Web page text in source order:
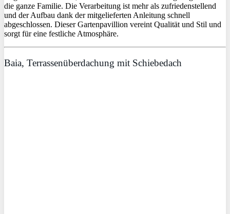
die ganze Familie. Die Verarbeitung ist mehr als zufriedenstellend
und der Aufbau dank der mitgelieferten Anleitung schnell
abgeschlossen. Dieser Gartenpavillion vereint Qualität und Stil und
sorgt für eine festliche Atmosphäre.
Baia, Terrassenüberdachung mit Schiebedach